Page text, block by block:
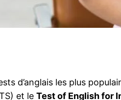
d’anglais les plus
et le Test of English for